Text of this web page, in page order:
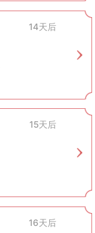
14天后
15天后
16天后